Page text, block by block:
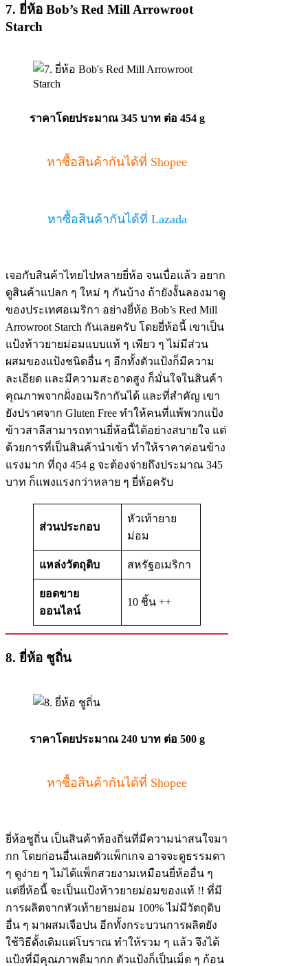
7. ยี่ห้อ Bob’s Red Mill Arrowroot
Starch
ราคาโดยประมาณ 345 บาท ต่อ 454 g
หาซื้อสินค้ากันได้ที่ Shopee
หาซื้อสินค้ากันได้ที่ Lazada
เจอกับสินค้าไทยไปหลายยี่ห้อ จนเบื่อแล้ว อยาก
ดูสินค้าแปลก ๆ ใหม่ ๆ กันบ้าง ถ้ายังงั้นลองมาดู
ของประเทศอเมริกา อย่างยี่ห้อ Bob’s Red Mill
Arrowroot Starch กันเลยครับ โดยยี่ห้อนี้ เขาเป็น
แป้งท้าวยายม่อมแบบแท้ ๆ เพียว ๆ ไม่มีส่วน
ผสมของแป้งชนิดอื่น ๆ อีกทั้งตัวแป้งก็มีความ
ละเอียด และมีความสะอาดสูง ก็มั่นใจในสินค้า
คุณภาพจากฝั่งอเมริกากันได้ และที่สำคัญ เขา
ยังปราศจาก Gluten Free ทำให้คนที่แพ้พวกแป้ง
ข้าวสาลีสามารถทานยี่ห้อนี้ได้อย่างสบายใจ แต่
ด้วยการที่เป็นสินค้านำเข้า ทำให้ราคาค่อนข้าง
แรงมาก ที่ถุง 454 g จะต้องจ่ายถึงประมาณ 345
บาท ก็แพงแรงกว่าหลาย ๆ ยี่ห้อครับ
ส่วนประกอบ
หัวเท้ายาย
ม่อม
แหล่งวัตถุดิบ สหรัฐอเมริกา
ยอดขาย
ออนไลน์
10 ชิ้น ++
8. ยี่ห้อ ชูถิ่น
ราคาโดยประมาณ 240 บาท ต่อ 500 g
หาซื้อสินค้ากันได้ที่ Shopee
ยี่ห้อชูถิ่น เป็นสินค้าท้องถิ่นที่มีความน่าสนใจมา
กก โดยก่อนอื่นเลยตัวแพ็กเกจ อาจจะดูธรรมดา
ๆ ดูง่าย ๆ ไม่ได้แพ็กสวยงามเหมือนยี่ห้ออื่น ๆ
แต่ยี่ห้อนี้ จะเป็นแป้งท้าวยายม่อมของแท้ !! ที่มี
การผลิตจากหัวเท้ายายม่อม 100% ไม่มีวัตถุดิบ
อื่น ๆ มาผสมเจือปน อีกทั้งกระบวนการผลิตยัง
ใช้วิธีดั้งเดิมแต่โบราณ ทำให้รวม ๆ แล้ว จึงได้
แป้งที่มีคุณภาพดีมากก ตัวแป้งก็เป็นเม็ด ๆ ก้อน